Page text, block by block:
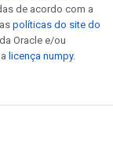
de acordo com a
políticas do site do
Oracle e/ou
licença numpy.